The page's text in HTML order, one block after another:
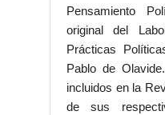
Pensamiento
original del
Prácticas
Pablo de
incluidos en la
de sus